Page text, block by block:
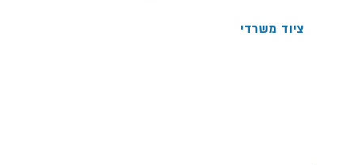
ציוד משרדי